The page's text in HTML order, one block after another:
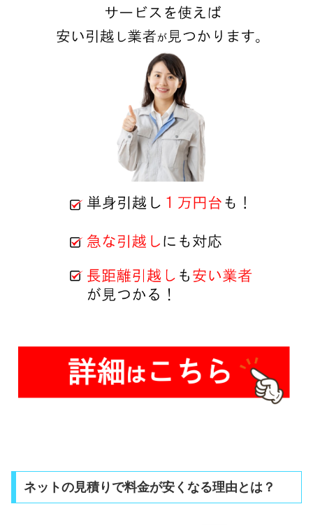
ネットの見積りで料金が安くなる理由とは？